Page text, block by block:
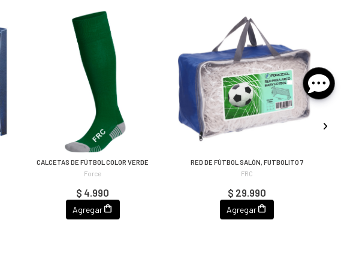
CALCETAS DE FÚTBOL COLOR VERDE
Force
$ 4.990
Agregar
RED DE FÚTBOL SALÓN, FUTBOLITO 7
FRC
$ 29.990
Agregar